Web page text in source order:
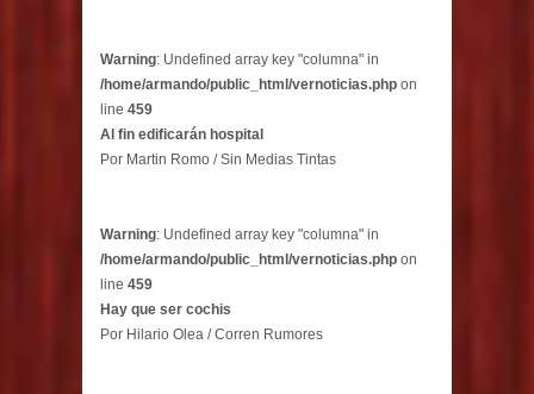
Warning: Undefined array key "columna" in
/home/armando/public_html/vernoticias.php on
line 459
Al fin edificarán hospital
Por Martin Romo / Sin Medias Tintas
Warning: Undefined array key "columna" in
/home/armando/public_html/vernoticias.php on
line 459
Hay que ser cochis
Por Hilario Olea / Corren Rumores